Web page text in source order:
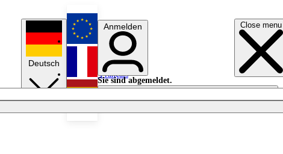
Close menu
Deutsch
English
Français
Anmelden
Sie sind abgemeldet.
Anmelden
Licht aus